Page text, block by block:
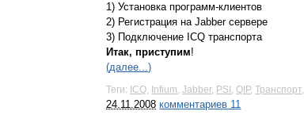
1) Установка программ-клиентов
2) Регистрация на Jabber сервере
3) Подключение ICQ транспорта
Итак, приступим!
(далее...)
Теги: ICQ, Infium,Jabber, PSI ,QIP,Транспорт,
24.11.2008 комментариев 11